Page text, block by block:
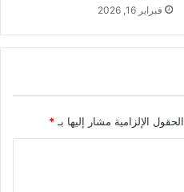
فبراير 16, 2026
الحقول الإلزامية مشار إليها بـ *